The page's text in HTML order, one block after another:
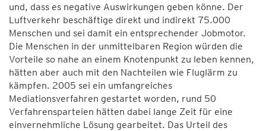
und, dass es negative Auswirkungen geben könne. Der
Luftverkehr beschäftige direkt und indirekt 75.000
Menschen und sei damit ein entsprechender Jobmotor.
Die Menschen in der unmittelbaren Region würden die
Vorteile so nahe an einem Knotenpunkt zu leben kennen,
hätten aber auch mit den Nachteilen wie Fluglärm zu
kämpfen. 2005 sei ein umfangreiches
Mediationsverfahren gestartet worden, rund 50
Verfahrensparteien hätten dabei lange Zeit für eine
einvernehmliche Lösung gearbeitet. Das Urteil des